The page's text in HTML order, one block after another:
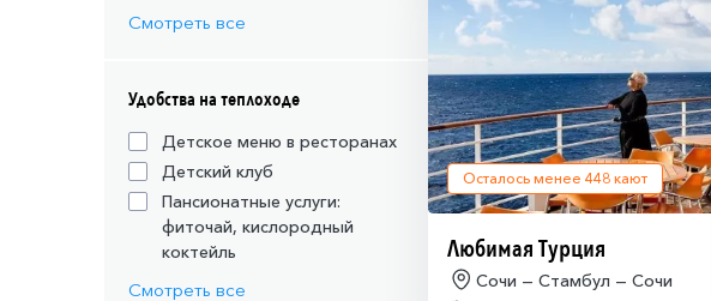
Смотреть все
Удобства на теплоходе
Детское меню в ресторанах
Детский клуб
Пансионатные услуги:
фиточай, кислородный
коктейль
Смотреть все
Осталось менее 448 кают
Любимая Турция
Сочи — Стамбул — Сочи